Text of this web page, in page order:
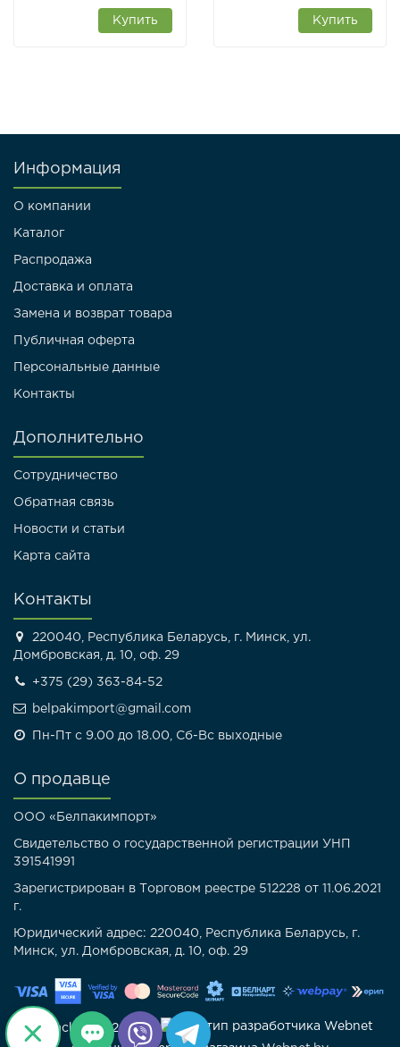
Купить Купить
Информация
О компании
Каталог
Распродажа
Доставка и оплата
Замена и возврат товара
Публичная оферта
Персональные данные
Контакты
Дополнительно
Сотрудничество
Обратная связь
Новости и статьи
Карта сайта
Контакты
220040, Республика Беларусь, г. Минск, ул.
Домбровская, д. 10, оф. 29
+375 (29) 363-84-52
belpakimport@gmail.com
Пн-Пт с 9.00 до 18.00, Сб-Вс выходные
О продавце
ООО «Белпакимпорт»
Свидетельство о государственной регистрации УНП
391541991
Зарегистрирован в Торговом реестре 512228 от 11.06.2021
г.
Юридический адрес: 220040, Республика Беларусь, г.
Минск, ул. Домбровская, д. 10, оф. 29
Belpack.by © 2025 |